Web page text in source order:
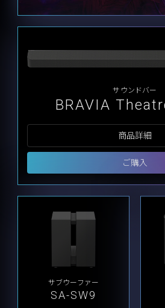
サウンドバー
BRAVIA
商品詳細
ご購入
サブウーファー
SA-SW9